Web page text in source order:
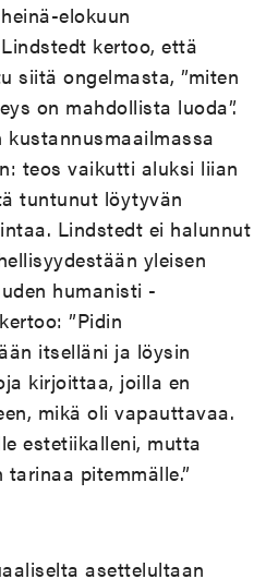
elokuun
kertoo, että
siitä ongelmasta, ”miten
on mahdollista luoda”.
teos vaikutti aluksi liian
tuntunut löytyvän
Lindstedt ei halunnut
yleisen
humanisti -
”Pidin
itselläni ja löysin
kirjoittaa, joilla en
mikä oli vapauttavaa.
estetiikalleni, mutta
pitemmälle.”
asettelultaan